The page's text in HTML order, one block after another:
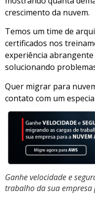
crescimento da nuvem.
Temos um time de
certificados nos
experiência
solucionando
Quer migrar para
contato com um
Ganhe velocidade e
trabalho da sua empresa